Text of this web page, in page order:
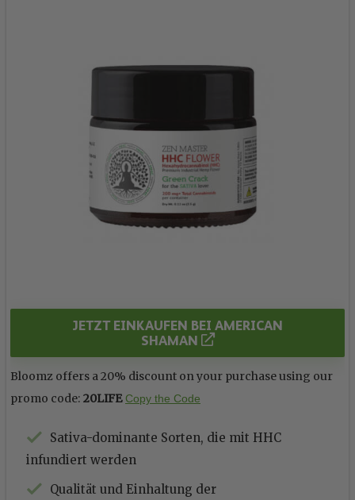
JETZT EINKAUFEN BEI AMERICAN
SHAMAN
Bloomz offers a 20% discount on your purchase using our
promo code: 20LIFE Copy the Code
Sativa-dominante Sorten, die mit HHC
infundiert werden
Qualität und Einhaltung der